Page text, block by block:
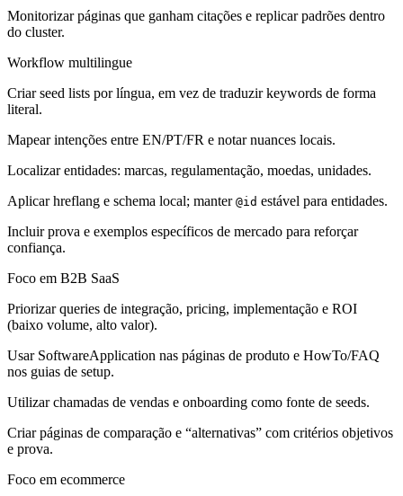
Monitorizar páginas que ganham citações e replicar padrões dentro
do cluster.
Workflow multilingue
Criar seed lists por língua, em vez de traduzir keywords de forma
literal.
Mapear intenções entre EN/PT/FR e notar nuances locais.
Localizar entidades: marcas, regulamentação, moedas, unidades.
Aplicar hreflang e schema local; manter @id estável para entidades.
Incluir prova e exemplos específicos de mercado para reforçar
confiança.
Foco em B2B SaaS
Priorizar queries de integração, pricing, implementação e ROI
(baixo volume, alto valor).
Usar SoftwareApplication nas páginas de produto e HowTo/FAQ
nos guias de setup.
Utilizar chamadas de vendas e onboarding como fonte de seeds.
Criar páginas de comparação e “alternativas” com critérios objetivos
e prova.
Foco em ecommerce